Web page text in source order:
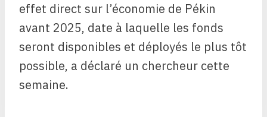
effet direct sur l’économie de Pékin
avant 2025, date à laquelle les fonds
seront disponibles et déployés le plus tôt
possible, a déclaré un chercheur cette
semaine.